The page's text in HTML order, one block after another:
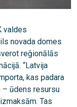
valdes
novada domes
reģionālās
“Latvija
kas padara
– ūdens resursu
Tas